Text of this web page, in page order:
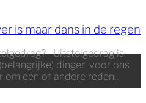
is maar dans in de regen
Uitstelgedrag is
dingen voor ons
een of andere reden...